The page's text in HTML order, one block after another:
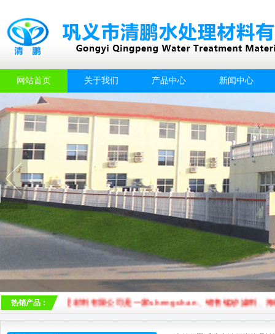
网站首页 关于我们 产品中心 新闻中心
热销产品：
清鹏水处理材料有限公司是一家shengchan、销售 锰砂滤料、海绵铁